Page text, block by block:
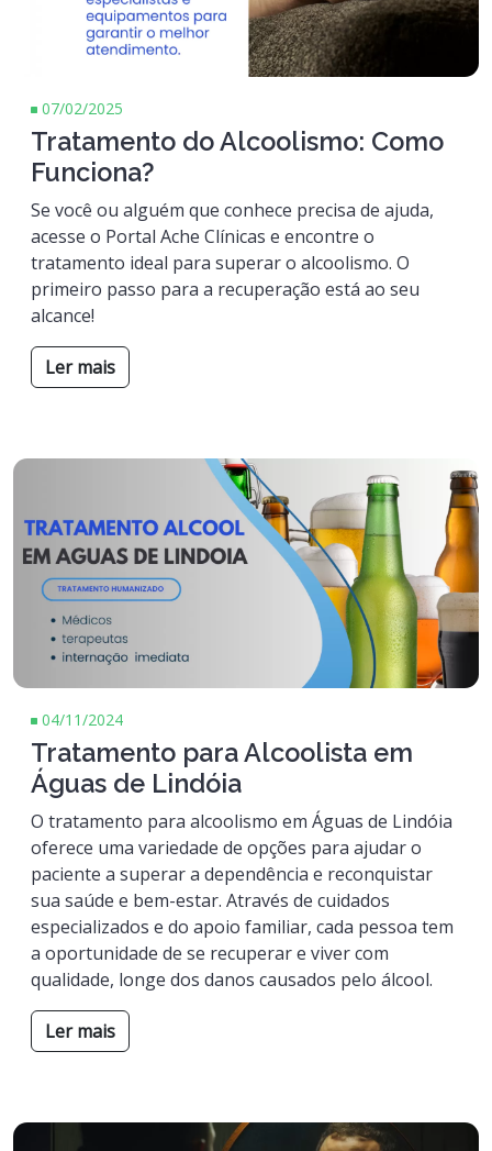
07/02/2025
Tratamento do Alcoolismo: Como
Funciona?
Se você ou alguém que conhece precisa de ajuda,
acesse o Portal Ache Clínicas e encontre o
tratamento ideal para superar o alcoolismo. O
primeiro passo para a recuperação está ao seu
alcance!
Ler mais
04/11/2024
Tratamento para Alcoolista em
Águas de Lindóia
O tratamento para alcoolismo em Águas de Lindóia
oferece uma variedade de opções para ajudar o
paciente a superar a dependência e reconquistar
sua saúde e bem-estar. Através de cuidados
especializados e do apoio familiar, cada pessoa tem
a oportunidade de se recuperar e viver com
qualidade, longe dos danos causados pelo álcool.
Ler mais